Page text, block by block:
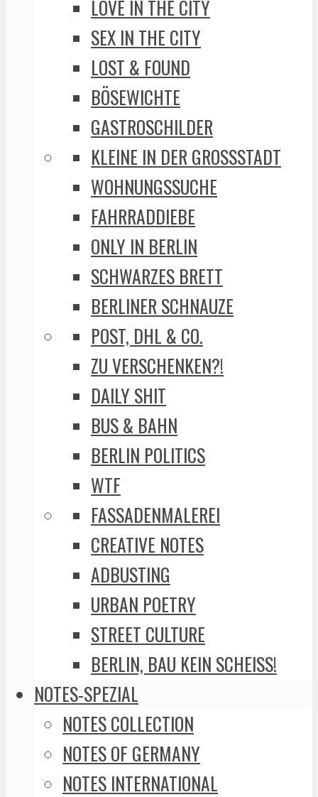
LOVE IN THE CITY
SEX IN THE CITY
LOST & FOUND
BÖSEWICHTE
GASTROSCHILDER
KLEINE IN DER GROSSSTADT
WOHNUNGSSUCHE
FAHRRADDIEBE
ONLY IN BERLIN
SCHWARZES BRETT
BERLINER SCHNAUZE
POST, DHL & CO.
ZU VERSCHENKEN?!
DAILY SHIT
BUS & BAHN
BERLIN POLITICS
WTF
FASSADENMALEREI
CREATIVE NOTES
ADBUSTING
URBAN POETRY
STREET CULTURE
BERLIN, BAU KEIN SCHEISS!
NOTES-SPEZIAL
NOTES COLLECTION
NOTES OF GERMANY
NOTES INTERNATIONAL